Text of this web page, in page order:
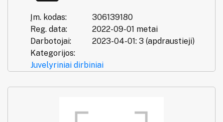
Įm. kodas:
306139180
Reg. data:
2022-09-01 metai
Darbotojai:
2023-04-01: 3 (apdraustieji)
Kategorijos:
Juvelyriniai dirbiniai